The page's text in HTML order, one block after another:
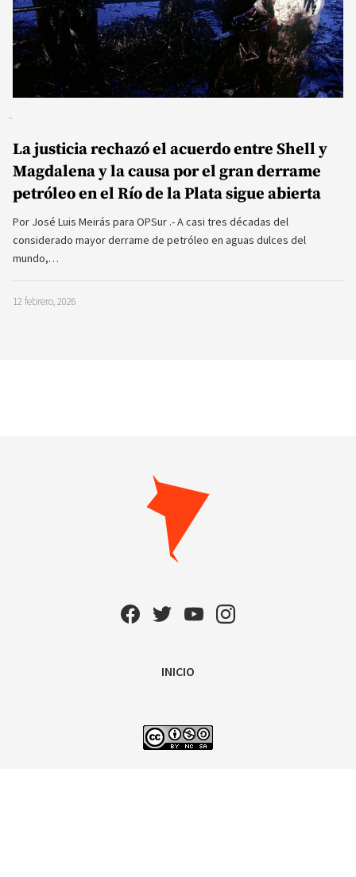
La justicia rechazó el acuerdo entre Shell y
Magdalena y la causa por el gran derrame
petróleo en el Río de la Plata sigue abierta
Por José Luis Meirás para OPSur .- A casi tres décadas del
considerado mayor derrame de petróleo en aguas dulces del
mundo,…
12 febrero, 2026
INICIO